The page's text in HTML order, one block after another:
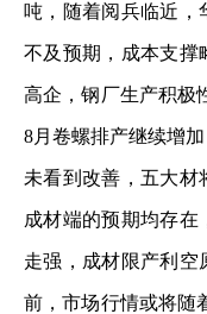
吨，随着阅兵临近，
不及预期，成本支撑
高企，钢厂生产积极
8月卷螺排产继续增
未看到改善，五大材
成材端的预期均存
走强，成材限产利空
前，市场行情或将随